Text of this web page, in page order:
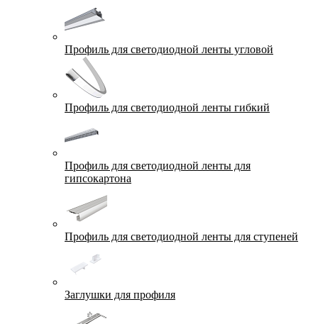
Профиль для светодиодной ленты угловой
Профиль для светодиодной ленты гибкий
Профиль для светодиодной ленты для
гипсокартона
Профиль для светодиодной ленты для ступеней
Заглушки для профиля